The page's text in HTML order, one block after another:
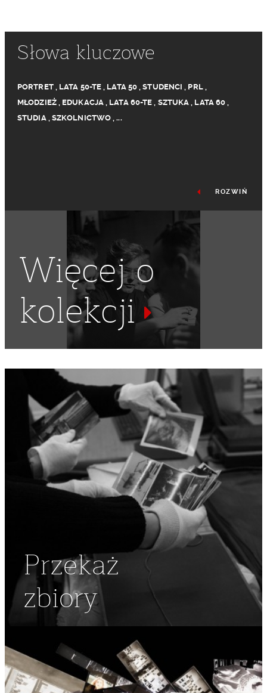
Słowa kluczowe
PORTRET, LATA 50-TE , LATA 50 ,STUDENCI , PRL,
MŁODZIEŻ, EDUKACJA, LATA 60-TE , SZTUKA , LATA 60 ,
STUDIA, SZKOLNICTWO ,...
SZKOLNICTWO WYŻSZE , STUDENTKI,PRACOWNIA
ROZWIŃ
Więcej o
kolekcji
Przekaż
zbiory